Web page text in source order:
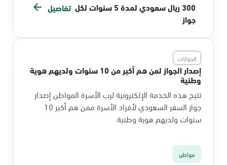
300 ريال سعودي لمدة 5 سنوات لكل
جواز
تفاصيل
الجوازات
إصدار الجواز لمن هم أكبر من 10 سنوات ولديهم هوية
وطنية
تتيح هذه الخدمة الإلكترونية لرب الأسرة المواطن إصدار
جواز السفر السعودي لأفراد الأسرة ممن هم أكبر 10
سنوات ولديهم هوية وطنية.
مواطن